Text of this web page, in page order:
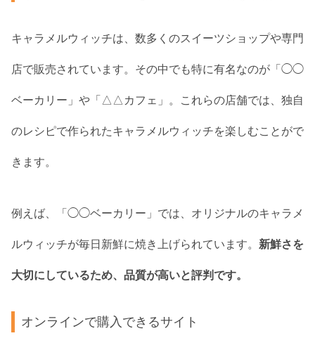
キャラメルウィッチは、数多くのスイーツショップや専門
店で販売されています。その中でも特に有名なのが「◯◯
ベーカリー」や「△△カフェ」。これらの店舗では、独自
のレシピで作られたキャラメルウィッチを楽しむことがで
きます。
例えば、「◯◯ベーカリー」では、オリジナルのキャラメ
ルウィッチが毎日新鮮に焼き上げられています。 新鮮さを
大切にしているため、品質が高いと評判です。
オンラインで購入できるサイト